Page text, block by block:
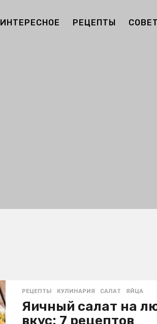
ИНТЕРЕСНОЕ РЕЦЕПТЫ
РЕЦЕПТЫ КУЛИНАРИЯ ,САЛАТ ,ЯЙЦА
Яичный салат на
вкус: 7 рецептов